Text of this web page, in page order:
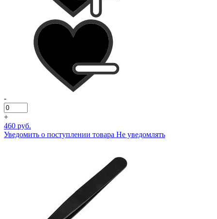
-
+
460 руб.
Уведомить о поступлении товара Не уведомлять